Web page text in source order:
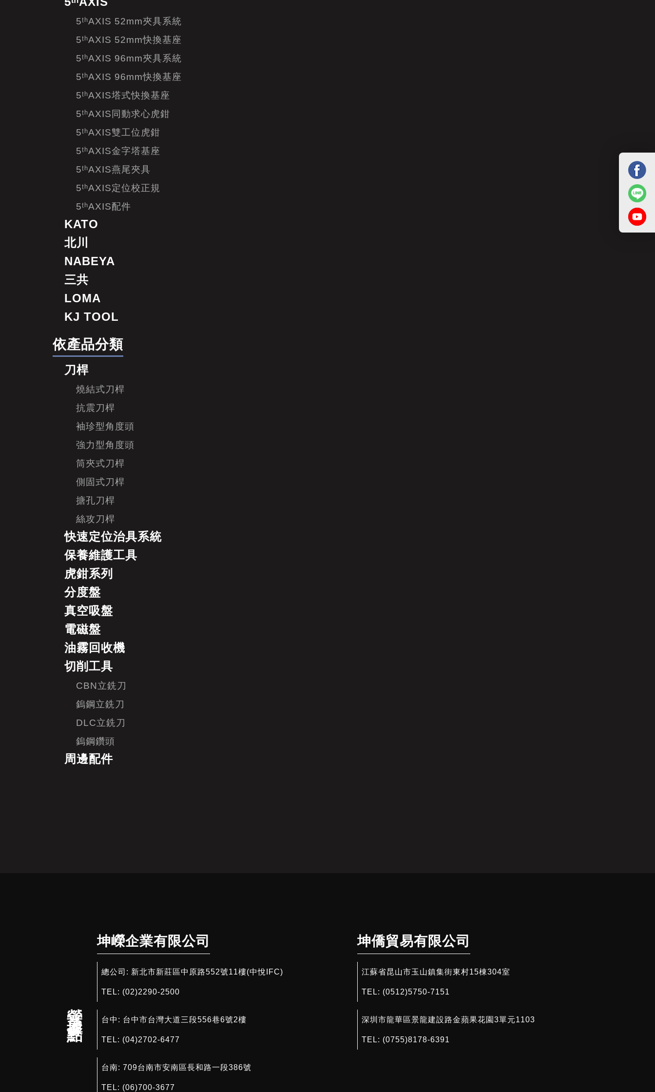
5ᵗʰAXIS 52mm夾具系統
5ᵗʰAXIS 52mm快換基座
5ᵗʰAXIS 96mm夾具系統
5ᵗʰAXIS 96mm快換基座
5ᵗʰAXIS塔式快換基座
5ᵗʰAXIS同動求心虎鉗
5ᵗʰAXIS雙工位虎鉗
5ᵗʰAXIS金字塔基座
5ᵗʰAXIS燕尾夾具
5ᵗʰAXIS定位校正規
5ᵗʰAXIS配件
KATO
北川
NABEYA
三共
LOMA
KJ TOOL
依產品分類
刀桿
燒結式刀桿
抗震刀桿
袖珍型角度頭
強力型角度頭
筒夾式刀桿
側固式刀桿
搪孔刀桿
絲攻刀桿
快速定位治具系統
保養維護工具
虎鉗系列
分度盤
真空吸盤
電磁盤
油霧回收機
切削工具
CBN立銑刀
鎢鋼立銑刀
DLC立銑刀
鎢鋼鑽頭
周邊配件
營業據點
坤嶸企業有限公司
總公司: 新北市新莊區中原路552號11樓(中悅IFC)
TEL: (02)2290-2500
台中: 台中市台灣大道三段556巷6號2樓
TEL: (04)2702-6477
台南: 709台南市安南區長和路一段386號
TEL: (06)700-3677
坤僑貿易有限公司
江蘇省昆山市玉山鎮集街東村15棟304室
TEL: (0512)5750-7151
深圳市龍華區景龍建設路金蘋果花園3單元1103
TEL: (0755)8178-6391​